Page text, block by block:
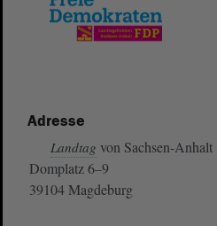
Adresse
Landtag von Sachsen-Anhalt
Domplatz 6–9
39104 Magdeburg